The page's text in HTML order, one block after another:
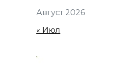
Август 2026
« Июл